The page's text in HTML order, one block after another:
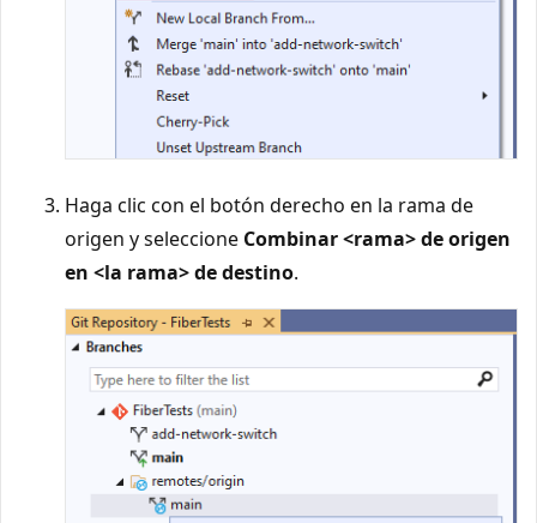
Haga clic con el botón derecho en la rama de
origen y seleccione Combinar <rama> de origen
en <la rama> de destino.